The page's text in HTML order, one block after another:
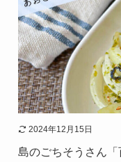
2024年12月15日
島のごちそうさん「